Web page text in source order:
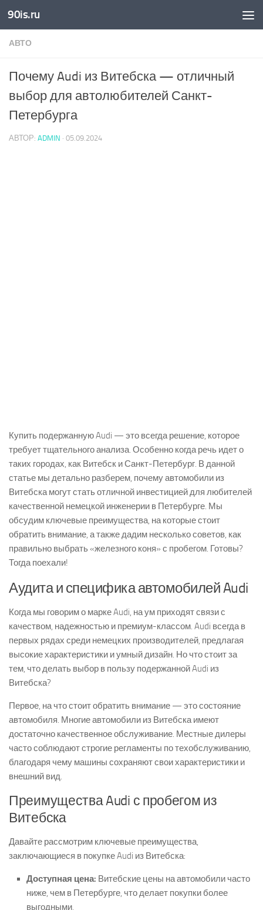
Skip to content
90is.ru
АВТО
Почему Audi из Витебска — отличный
выбор для автолюбителей Санкт-
Петербурга
АВТОР: ADMIN · 05.09.2024
Купить подержанную Audi — это всегда решение, которое
требует тщательного анализа. Особенно когда речь идет о
таких городах, как Витебск и Санкт-Петербург. В данной
статье мы детально разберем, почему автомобили из
Витебска могут стать отличной инвестицией для любителей
качественной немецкой инженерии в Петербурге. Мы
обсудим ключевые преимущества, на которые стоит
обратить внимание, а также дадим несколько советов, как
правильно выбрать «железного коня» с пробегом. Готовы?
Тогда поехали!
Аудита и специфика автомобилей Audi
Когда мы говорим о марке Audi, на ум приходят связи с
качеством, надежностью и премиум-классом. Audi всегда в
первых рядах среди немецких производителей, предлагая
высокие характеристики и умный дизайн. Но что стоит за
тем, что делать выбор в пользу подержанной Audi из
Витебска?
Первое, на что стоит обратить внимание — это состояние
автомобиля. Многие автомобили из Витебска имеют
достаточно качественное обслуживание. Местные дилеры
часто соблюдают строгие регламенты по техобслуживанию,
благодаря чему машины сохраняют свои характеристики и
внешний вид.
Преимущества Audi с пробегом из
Витебска
Давайте рассмотрим ключевые преимущества,
заключающиеся в покупке Audi из Витебска:
Доступная цена: Витебские цены на автомобили часто
ниже, чем в Петербурге, что делает покупки более
выгодными.